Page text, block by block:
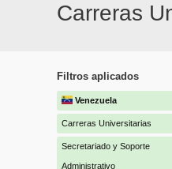
Carreras
Filtros aplicados
Venezuela
Carreras Universitarias
Secretariado y Soporte
Administrativo